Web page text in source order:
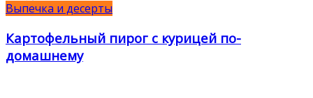
Выпечка и десерты
Картофельный пирог с курицей по-
домашнему